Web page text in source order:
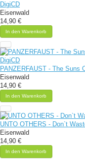
DigiCD
Eisenwald
14,90 €
In den Warenkorb
PANZERFAUST - The Suns
Eisenwald
14,90 €
In den Warenkorb
UNTO OTHERS - Don`t
Eisenwald
14,90 €
In den Warenkorb